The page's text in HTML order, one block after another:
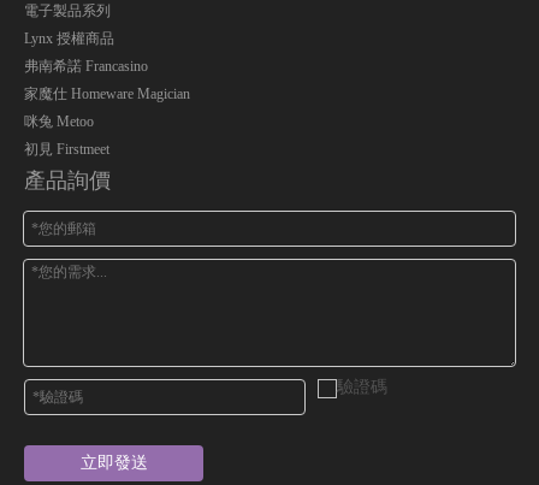
電子製品系列
Lynx 授權商品
弗南希諾 Francasino
家魔仕 Homeware Magician
咪兔 Metoo
初見 Firstmeet
產品詢價
立即發送